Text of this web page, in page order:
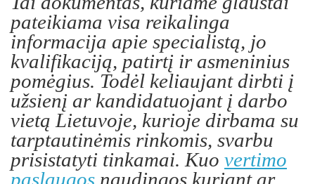
pateikiama visa reikalinga
informacija apie specialistą, jo
kvalifikaciją, patirtį ir asmeninius
pomėgius. Todėl keliaujant dirbti į
užsienį ar kandidatuojant į darbo
vietą Lietuvoje, kurioje dirbama su
tarptautinėmis rinkomis, svarbu
prisistatyti tinkamai. Kuo vertimo
paslaugos naudingos kuriant ar